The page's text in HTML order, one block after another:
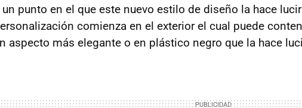
un punto en el que este nuevo estilo de diseño la hace
comienza en el exterior el cual puede
aspecto más elegante o en plástico negro que la hace